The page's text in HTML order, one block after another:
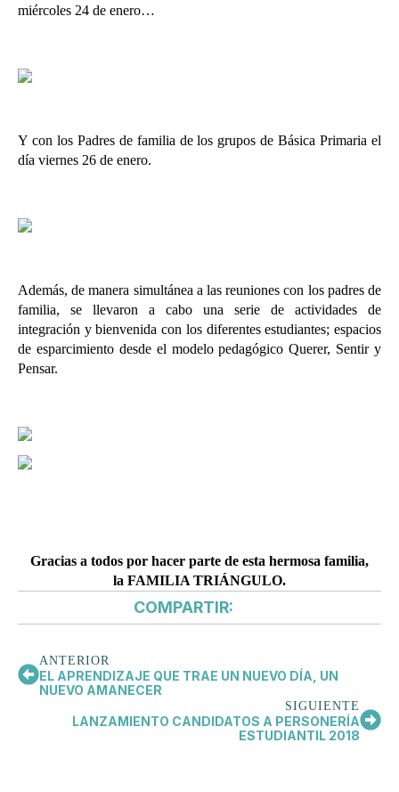
miércoles 24 de enero…
Y con los Padres de familia de los grupos de Básica Primaria el
día viernes 26 de enero.
Además, de manera simultánea a las reuniones con los padres de
familia, se llevaron a cabo una serie de actividades de
integración y bienvenida con los diferentes estudiantes; espacios
de esparcimiento desde el modelo pedagógico Querer, Sentir y
Pensar.
Gracias a todos por hacer parte de esta hermosa familia,
la FAMILIA TRIÁNGULO.
COMPARTIR:
ANTERIOR
EL APRENDIZAJE QUE TRAE UN NUEVO DÍA, UN
NUEVO AMANECER
SIGUIENTE
LANZAMIENTO CANDIDATOS A PERSONERÍA
ESTUDIANTIL 2018